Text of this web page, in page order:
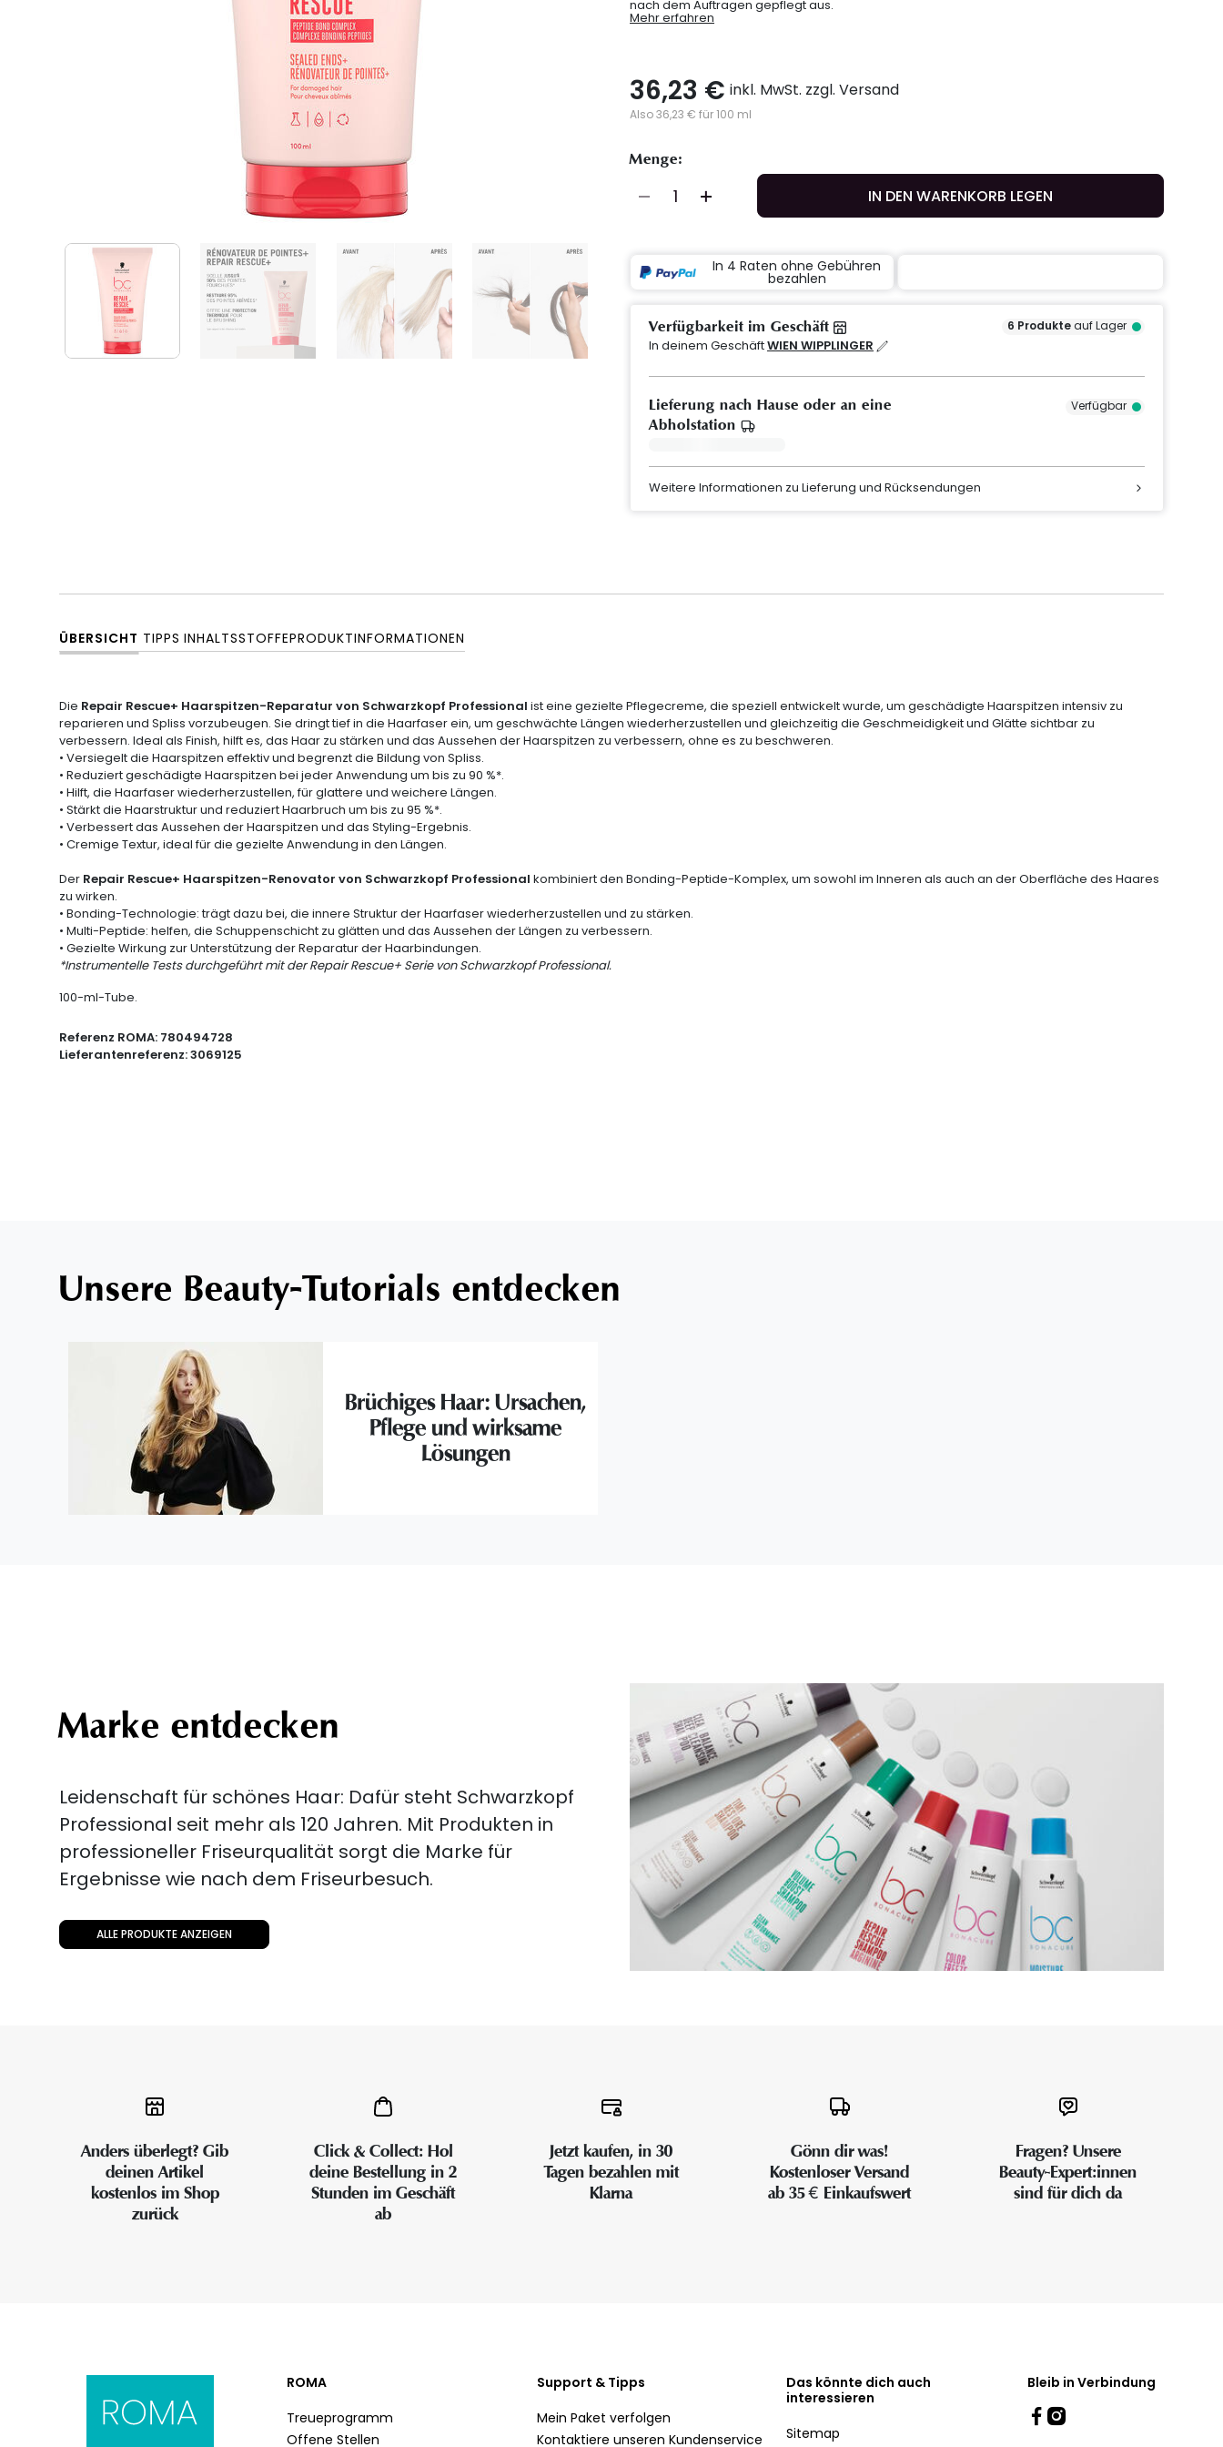
nach dem Auftragen gepflegt aus.
Mehr erfahren
36,23 € inkl. MwSt. zzgl. Versand
Also 36,23 € für 100 ml
Menge:
IN DEN WARENKORB LEGEN
In 4 Raten ohne Gebühren
bezahlen
Verfügbarkeit im Geschäft 6 Produkteauf Lager
In deinem GeschäftWIEN WIPPLINGER
Lieferung nach Hause oder an eine
Abholstation
Verfügbar
Weitere Informationen zu Lieferung und Rücksendungen
ÜBERSICHT TIPPS INHALTSSTOFFEPRODUKTINFORMATIONEN
Die Repair Rescue+ Haarspitzen-Reparatur von Schwarzkopf Professional ist eine gezielte Pflegecreme, die speziell entwickelt wurde, um geschädigte Haarspitzen intensiv zu
reparieren und Spliss vorzubeugen. Sie dringt tief in die Haarfaser ein, um geschwächte Längen wiederherzustellen und gleichzeitig die Geschmeidigkeit und Glätte sichtbar zu
verbessern. Ideal als Finish, hilft es, das Haar zu stärken und das Aussehen der Haarspitzen zu verbessern, ohne es zu beschweren.
• Versiegelt die Haarspitzen effektiv und begrenzt die Bildung von Spliss.
• Reduziert geschädigte Haarspitzen bei jeder Anwendung um bis zu 90 %*.
• Hilft, die Haarfaser wiederherzustellen, für glattere und weichere Längen.
• Stärkt die Haarstruktur und reduziert Haarbruch um bis zu 95 %*.
• Verbessert das Aussehen der Haarspitzen und das Styling-Ergebnis.
• Cremige Textur, ideal für die gezielte Anwendung in den Längen.
Der Repair Rescue+ Haarspitzen-Renovator von Schwarzkopf Professional kombiniert den Bonding-Peptide-Komplex, um sowohl im Inneren als auch an der Oberfläche des Haares
zu wirken.
• Bonding-Technologie: trägt dazu bei, die innere Struktur der Haarfaser wiederherzustellen und zu stärken.
• Multi-Peptide: helfen, die Schuppenschicht zu glätten und das Aussehen der Längen zu verbessern.
• Gezielte Wirkung zur Unterstützung der Reparatur der Haarbindungen.
*Instrumentelle Tests durchgeführt mit der Repair Rescue+ Serie von Schwarzkopf Professional.
100-ml-Tube.
Referenz ROMA: 780494728
Lieferantenreferenz:3069125
Unsere Beauty-Tutorials entdecken
Brüchiges Haar: Ursachen,
Pflege und wirksame
Lösungen
Marke entdecken
Leidenschaft für schönes Haar: Dafür steht Schwarzkopf
Professional seit mehr als 120 Jahren. Mit Produkten in
professioneller Friseurqualität sorgt die Marke für
Ergebnisse wie nach dem Friseurbesuch.
ALLE PRODUKTE ANZEIGEN
Anders überlegt? Gib
deinen Artikel
kostenlos im Shop
zurück
Click & Collect: Hol
deine Bestellung in 2
Stunden im Geschäft
ab
Jetzt kaufen, in 30
Tagen bezahlen mit
Klarna
Gönn dir was!
Kostenloser Versand
ab 35 € Einkaufswert
Fragen? Unsere
Beauty-Expert:innen
sind für dich da
ROMA
Treueprogramm
Offene Stellen
Support & Tipps
Mein Paket verfolgen
Kontaktiere unseren Kundenservice
Das könnte dich auch
interessieren
Sitemap
Bleib in Verbindung